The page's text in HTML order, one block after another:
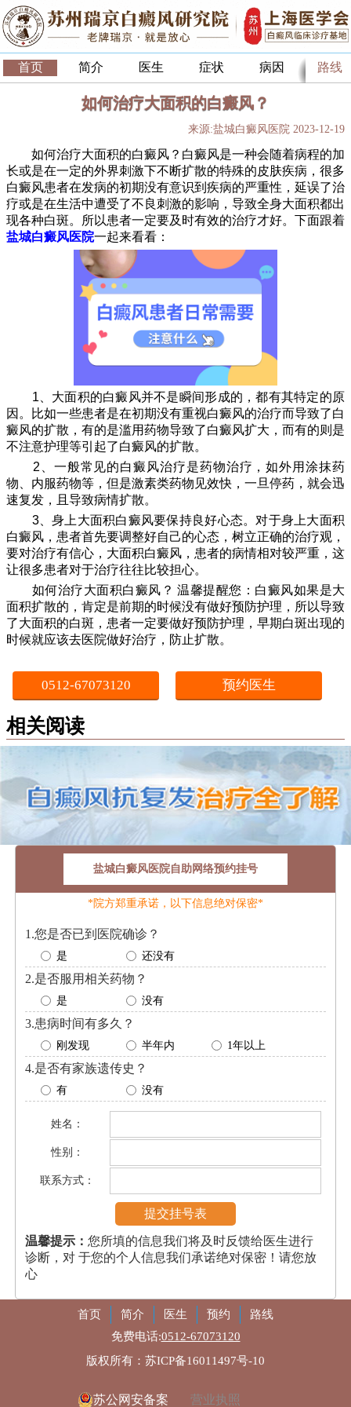
首页 简介 医生 症状 病因 路线
如何治疗大面积的白癜风？
来源:盐城白癜风医院 2023-12-19
如何治疗大面积的白癜风？白癜风是一种会随着病程的加
长或是在一定的外界刺激下不断扩散的特殊的皮肤疾病，很多
白癜风患者在发病的初期没有意识到疾病的严重性，延误了治
疗或是在生活中遭受了不良刺激的影响，导致全身大面积都出
现各种白斑。所以患者一定要及时有效的治疗才好。下面跟着
盐城白癜风医院一起来看看：
1、大面积的白癜风并不是瞬间形成的，都有其特定的原
因。比如一些患者是在初期没有重视白癜风的治疗而导致了白
癜风的扩散，有的是滥用药物导致了白癜风扩大，而有的则是
不注意护理等引起了白癜风的扩散。
2、一般常见的白癜风治疗是药物治疗，如外用涂抹药
物、内服药物等，但是激素类药物见效快，一旦停药，就会迅
速复发，且导致病情扩散。
3、身上大面积白癜风要保持良好心态。对于身上大面积
白癜风，患者首先要调整好自己的心态，树立正确的治疗观，
要对治疗有信心，大面积白癜风，患者的病情相对较严重，这
让很多患者对于治疗往往比较担心。
如何治疗大面积白癜风？ 温馨提醒您：白癜风如果是大
面积扩散的，肯定是前期的时候没有做好预防护理，所以导致
了大面积的白斑，患者一定要做好预防护理，早期白斑出现的
时候就应该去医院做好治疗，防止扩散。
0512-67073120 预约医生
相关阅读
盐城白癜风医院自助网络预约挂号
*院方郑重承诺，以下信息绝对保密*
1.您是否已到医院确诊？
是 还没有
2.是否服用相关药物？
是 没有
3.患病时间有多久？
刚发现 半年内 1年以上
4.是否有家族遗传史？
有 没有
姓名：
性别：
联系方式：
温馨提示：您所填的信息我们将及时反馈给医生进行
诊断，对 于您的个人信息我们承诺绝对保密！请您放
心
首页 简介 医生 预约
路线
免费电话:0512-67073120
版权所有：苏ICP备16011497号-10
苏公网安备案 营业执照